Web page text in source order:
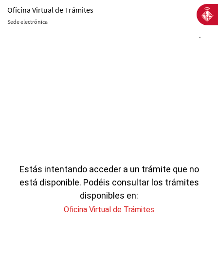
Oficina Virtual de Trámites
Sede electrónica
-
Estás intentando acceder a un trámite que no
está disponible. Podéis consultar los trámites
disponibles en:
Oficina Virtual de Trámites